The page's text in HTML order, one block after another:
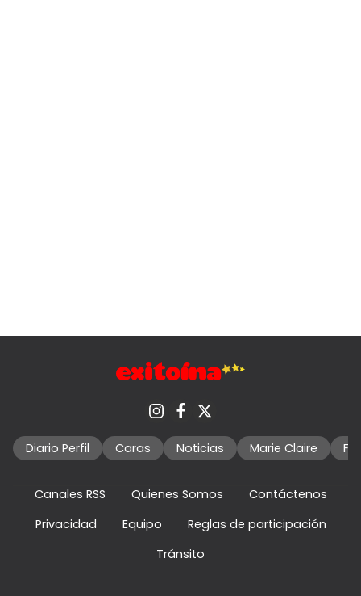
Diario Perfil Caras Noticias Marie Claire
Canales RSS Quienes Somos
Contáctenos
Privacidad
Equipo
Reglas de participación
Tránsito